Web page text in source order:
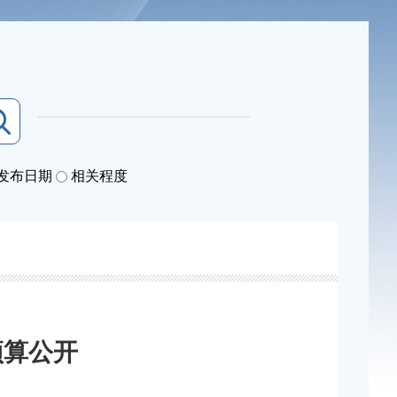
布日期 相关程度
公开